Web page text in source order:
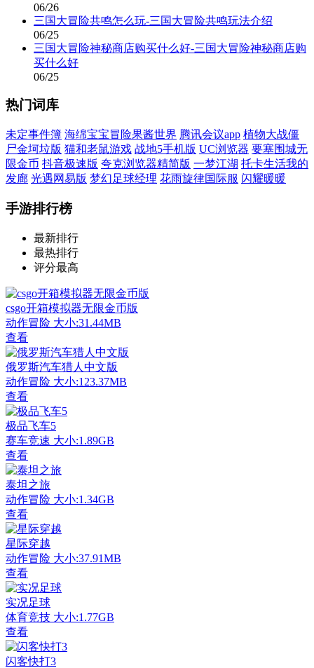
06/26
三国大冒险共鸣怎么玩-三国大冒险共鸣玩法介绍
06/25
三国大冒险神秘商店购买什么好-三国大冒险神秘商店购
买什么好
06/25
热门词库
未定事件簿 海绵宝宝冒险果酱世界 腾讯会议app 植物大战僵
尸金坷垃版 猫和老鼠游戏 战地5手机版 UC浏览器 要塞围城无
限金币 抖音极速版 夸克浏览器精简版 一梦江湖 托卡生活我的
发廊 光遇网易版 梦幻足球经理 花雨旋律国际服 闪耀暖暖
手游排行榜
最新排行
最热排行
评分最高
csgo开箱模拟器无限金币版
动作冒险 大小:31.44MB
查看
俄罗斯汽车猎人中文版
动作冒险 大小:123.37MB
查看
极品飞车5
赛车竞速 大小:1.89GB
查看
泰坦之旅
动作冒险 大小:1.34GB
查看
星际穿越
动作冒险 大小:37.91MB
查看
实况足球
体育竞技 大小:1.77GB
查看
闪客快打3